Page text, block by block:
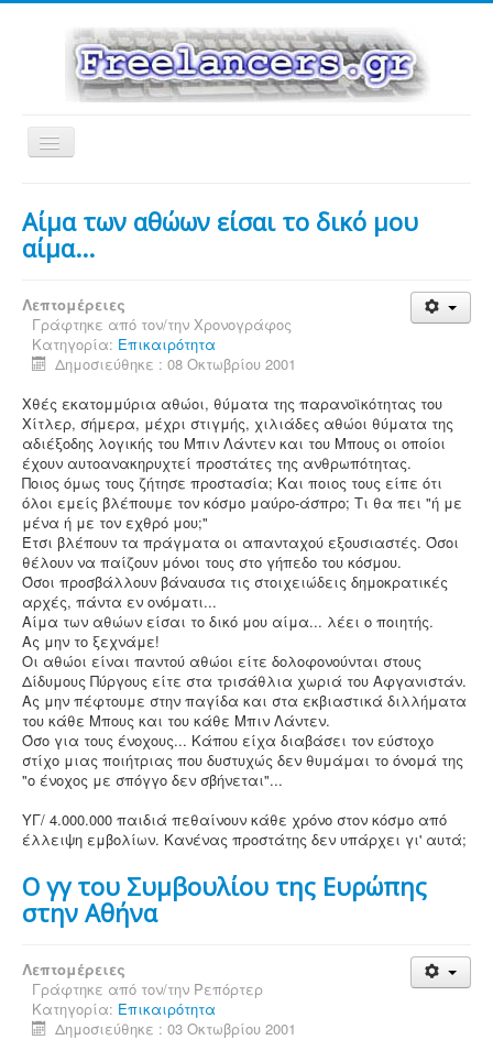
Εναλλαγή
πλοήγησης
Αίμα των αθώων είσαι το δικό μου
αίμα...
Λεπτομέρειες
Γράφτηκε από τον/την Χρονογράφος
Κατηγορία: Επικαιρότητα
Δημοσιεύθηκε : 08 Οκτωβρίου 2001
Χθές εκατομμύρια αθώοι, θύματα της παρανοϊκότητας του
Χίτλερ, σήμερα, μέχρι στιγμής, χιλιάδες αθώοι θύματα της
αδιέξοδης λογικής του Μπιν Λάντεν και του Μπους οι οποίοι
έχουν αυτοανακηρυχτεί προστάτες της ανθρωπότητας.
Ποιος όμως τους ζήτησε προστασία; Και ποιος τους είπε ότι
όλοι εμείς βλέπουμε τον κόσμο μαύρο-άσπρο; Τι θα πει "ή με
μένα ή με τον εχθρό μου;"
Έτσι βλέπουν τα πράγματα οι απανταχού εξουσιαστές. Όσοι
θέλουν να παίζουν μόνοι τους στο γήπεδο του κόσμου.
Όσοι προσβάλλουν βάναυσα τις στοιχειώδεις δημοκρατικές
αρχές, πάντα εν ονόματι...
Αίμα των αθώων είσαι το δικό μου αίμα... λέει ο ποιητής.
Ας μην το ξεχνάμε!
Οι αθώοι είναι παντού αθώοι είτε δολοφονούνται στους
Δίδυμους Πύργους είτε στα τρισάθλια χωριά του Αφγανιστάν.
Ας μην πέφτουμε στην παγίδα και στα εκβιαστικά διλλήματα
του κάθε Μπους και του κάθε Μπιν Λάντεν.
Όσο για τους ένοχους... Κάπου είχα διαβάσει τον εύστοχο
στίχο μιας ποιήτριας που δυστυχώς δεν θυμάμαι το όνομά της
"ο ένοχος με σπόγγο δεν σβήνεται"...
ΥΓ/ 4.000.000 παιδιά πεθαίνουν κάθε χρόνο στον κόσμο από
έλλειψη εμβολίων. Κανένας προστάτης δεν υπάρχει γι' αυτά;
Ο γγ του Συμβουλίου της Ευρώπης
στην Αθήνα
Λεπτομέρειες
Γράφτηκε από τον/την Ρεπόρτερ
Κατηγορία: Επικαιρότητα
Δημοσιεύθηκε : 03 Οκτωβρίου 2001